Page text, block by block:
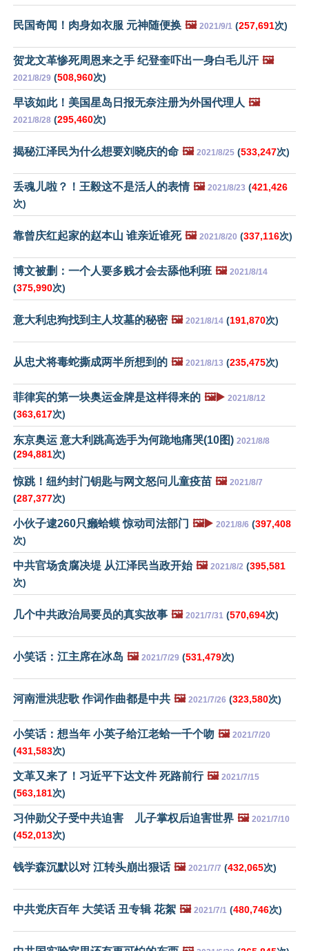
民国奇闻！肉身如衣服 元神随便换 🖼️ 2021/9/1 (257,691次)
贺龙文革惨死周恩来之手 纪登奎吓出一身白毛儿汗 🖼️
2021/8/29 (508,960次)
早该如此！美国星岛日报无奈注册为外国代理人 🖼️
2021/8/28 (295,460次)
揭秘江泽民为什么想要刘晓庆的命 🖼️ 2021/8/25 (533,247次)
丢魂儿啦？！王毅这不是活人的表情 🖼️ 2021/8/23 (421,426
次)
靠曾庆红起家的赵本山 谁亲近谁死 🖼️ 2021/8/20 (337,116次)
博文被删：一个人要多贱才会去舔他利班 🖼️ 2021/8/14
(375,990次)
意大利忠狗找到主人坟墓的秘密 🖼️ 2021/8/14 (191,870次)
从忠犬将毒蛇撕成两半所想到的 🖼️ 2021/8/13 (235,475次)
菲律宾的第一块奥运金牌是这样得来的 🖼️▶️ 2021/8/12
(363,617次)
东京奥运 意大利跳高选手为何跪地痛哭(10图) 2021/8/8
(294,881次)
惊跳！纽约封门钥匙与网文怒问儿童疫苗 🖼️ 2021/8/7
(287,377次)
小伙子逮260只癞蛤蟆 惊动司法部门 🖼️▶️ 2021/8/6 (397,408
次)
中共官场贪腐决堤 从江泽民当政开始 🖼️ 2021/8/2 (395,581
次)
几个中共政治局要员的真实故事 🖼️ 2021/7/31 (570,694次)
小笑话：江主席在冰岛 🖼️ 2021/7/29 (531,479次)
河南泄洪悲歌 作词作曲都是中共 🖼️ 2021/7/26 (323,580次)
小笑话：想当年 小英子给江老蛤一千个吻 🖼️ 2021/7/20
(431,583次)
文革又来了！习近平下达文件 死路前行 🖼️ 2021/7/15
(563,181次)
习仲勋父子受中共迫害 儿子掌权后迫害世界 🖼️ 2021/7/10
(452,013次)
钱学森沉默以对 江转头崩出狠话 🖼️ 2021/7/7 (432,065次)
中共党庆百年 大笑话 丑专辑 花絮 🖼️ 2021/7/1 (480,746次)